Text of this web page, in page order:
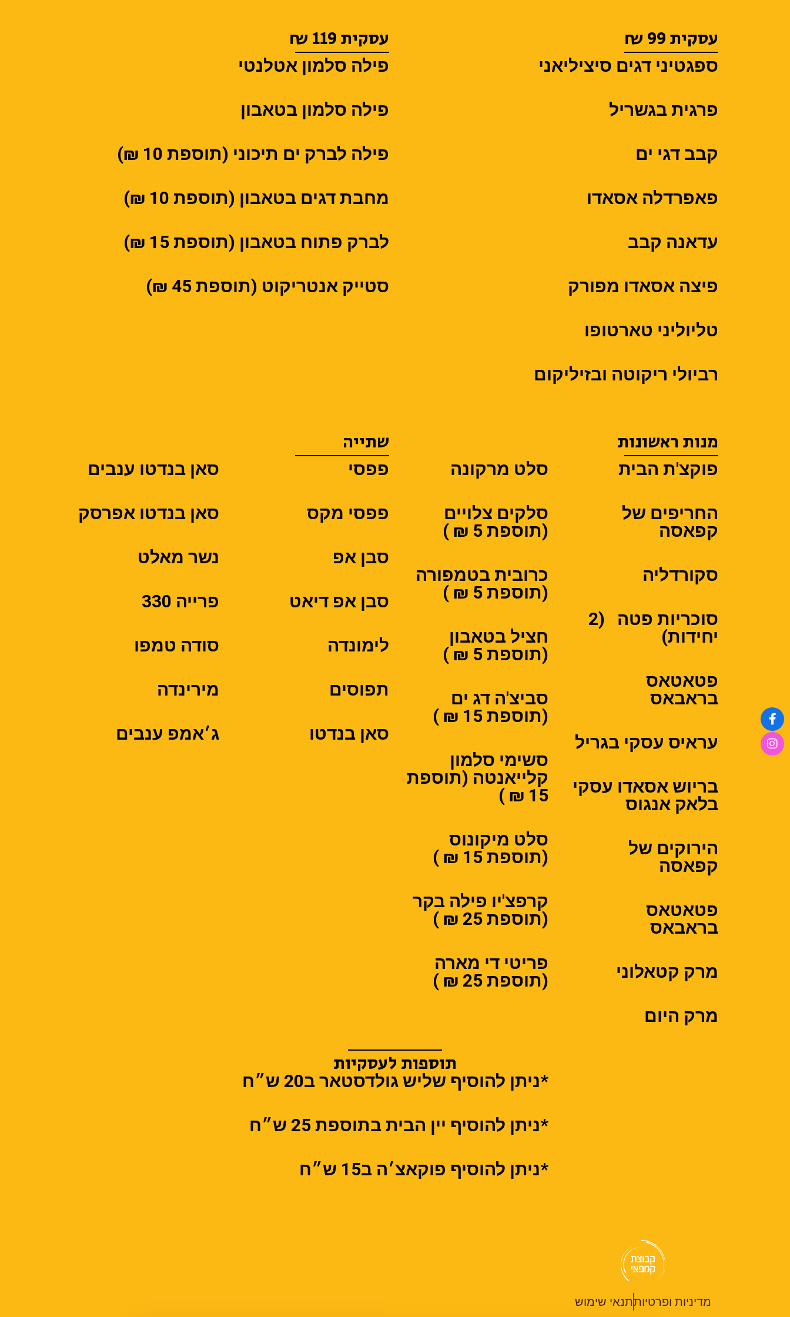
עסקית 99 ₪
ספגטיני דגים סיציליאני
פרגית בגשריל
קבב דגי ים
פאפרדלה אסאדו
עדאנה קבב
פיצה אסאדו מפורק
טליוליני טארטופו
רביולי ריקוטה ובזיליקום
עסקית 119 ₪
פילה סלמון אטלנטי
פילה סלמון בטאבון
פילה לברק ים תיכוני (תוספת 10 ₪)
מחבת דגים בטאבון (תוספת 10 ₪)
לברק פתוח בטאבון (תוספת 15 ₪)
סטייק אנטריקוט (תוספת 45 ₪)
מנות ראשונות
פוקצ'ת הבית
החריפים של
קפאסה
סקורדליה
סוכריות פטה (2
יחידות)
פטאטאס
בראבאס
עראיס עסקי בגריל
בריוש אסאדו עסקי
בלאק אנגוס
הירוקים של
קפאסה
פטאטאס
בראבאס
מרק קטאלוני
מרק היום
סלט מרקונה
סלקים צלויים
(תוספת 5 ₪ )
כרובית בטמפורה
(תוספת 5 ₪ )
חציל בטאבון
(תוספת 5 ₪ )
סביצ'ה דג ים
(תוספת 15 ₪ )
סשימי סלמון
קלייאנטה (תוספת
15 ₪ )
סלט מיקונוס
(תוספת 15 ₪ )
קרפצ'יו פילה בקר
(תוספת 25 ₪ )
פריטי די מארה
(תוספת 25 ₪ )
שתייה
פפסי
פפסי מקס
סבן אפ
סבן אפ דיאט
לימונדה
תפוסים
סאן בנדטו
סאן בנדטו ענבים
סאן בנדטו אפרסק
נשר מאלט
פרייה 330
סודה טמפו
מירינדה
ג׳אמפ ענבים
תוספות לעסקיות
*ניתן להוסיף שליש גולדסטאר ב20 ש״ח
*ניתן להוסיף יין הבית בתוספת 25 ש״ח
*ניתן להוסיף פוקאצ׳ה ב15 ש״ח
מדיניות ופרטיותתנאי שימוש